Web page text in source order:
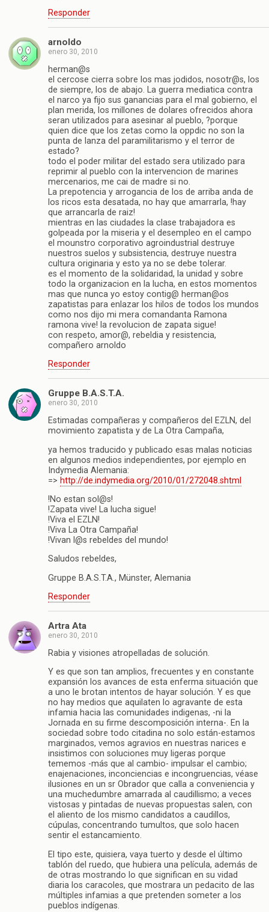
Responder
arnoldo
enero 30, 2010
herman@s
el cercose cierra sobre los mas jodidos, nosotr@s, los
de siempre, los de abajo. La guerra mediatica contra
el narco ya fijo sus ganancias para el mal gobierno, el
plan merida, los millones de dolares ofrecidos ahora
seran utilizados para asesinar al pueblo, ?porque
quien dice que los zetas como la oppdic no son la
punta de lanza del paramilitarismo y el terror de
estado?
todo el poder militar del estado sera utilizado para
reprimir al pueblo con la intervencion de marines
mercenarios, me cai de madre si no.
La prepotencia y arrogancia de los de arriba anda de
los ricos esta desatada, no hay que amarrarla, !hay
que arrancarla de raiz!
mientras en las ciudades la clase trabajadora es
golpeada por la miseria y el desempleo en el campo
el mounstro corporativo agroindustrial destruye
nuestros suelos y subsistencia, destruye nuestra
cultura originaria y esto ya no se debe tolerar.
es el momento de la solidaridad, la unidad y sobre
todo la organizacion en la lucha, en estos momentos
mas que nunca yo estoy contig@ herman@os
zapatistas para enlazar los hilos de todos los mundos
como nos dijo mi mera comandanta Ramona
ramona vive! la revolucion de zapata sigue!
con respeto, amor@, rebeldia y resistencia,
compañero arnoldo
Responder
Gruppe B.A.S.T.A.
enero 30, 2010
Estimadas compañeras y compañeros del EZLN, del
movimiento zapatista y de La Otra Campaña,
ya hemos traducido y publicado esas malas noticias
en algunos medios independientes, por ejemplo en
Indymedia Alemania:
=> http://de.indymedia.org/2010/01/272048.shtml
!No estan sol@s!
!Zapata vive! La lucha sigue!
!Viva el EZLN!
!Viva La Otra Campaña!
!Vivan l@s rebeldes del mundo!
Saludos rebeldes,
Gruppe B.A.S.T.A., Münster, Alemania
Responder
Artra Ata
enero 30, 2010
Rabia y visiones atropelladas de solución.
Y es que son tan amplios, frecuentes y en constante
expansión los avances de esta enferma situación que
a uno le brotan intentos de hayar solución. Y es que
no hay medios que aquilaten lo agravante de esta
infamia hacia las comunidades indigenas, -ni la
Jornada en su firme descomposición interna-. En la
sociedad sobre todo citadina no solo están-estamos
marginados, vemos agravios en nuestras narices e
insistimos con soluciones muy ligeras porque
tememos -más que al cambio- impulsar el cambio;
enajenaciones, inconciencias e incongruencias, véase
ilusiones en un sr Obrador que calla a conveniencia y
una muchedumbre amarrada al caudillismo; a veces
vistosas y pintadas de nuevas propuestas salen, con
el aliento de los mismo candidatos a caudillos,
cúpulas, concentrando tumultos, que solo hacen
sentir el estancamiento.
El tipo este, quisiera, vaya tuerto y desde el último
tablón del ruedo, que hubiera una película, además de
de otras mostrando lo que significan en su vidad
diaria los caracoles, que mostrara un pedacito de las
múltiples infamias a que pretenden someter a los
pueblos indígenas.